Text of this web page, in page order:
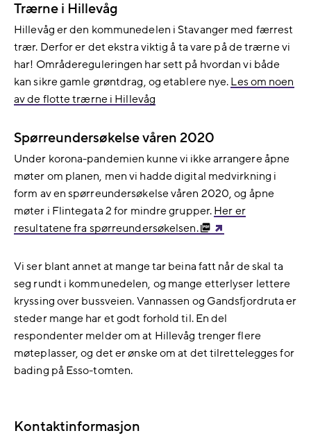
Trærne i Hillevåg
Hillevåg er den kommunedelen i Stavanger med færrest
trær. Derfor er det ekstra viktig å ta vare på de trærne vi
har! Områdereguleringen har sett på hvordan vi både
kan sikre gamle grøntdrag, og etablere nye. Les om noen
av de flotte trærne i Hillevåg
Spørreundersøkelse våren 2020
Under korona-pandemien kunne vi ikke arrangere åpne
møter om planen, men vi hadde digital medvirkning i
form av en spørreundersøkelse våren 2020, og åpne
møter i Flintegata 2 for mindre grupper. Her er
resultatene fra spørreundersøkelsen.
Vi ser blant annet at mange tar beina fatt når de skal ta
seg rundt i kommunedelen, og mange etterlyser lettere
kryssing over bussveien. Vannassen og Gandsfjordruta er
steder mange har et godt forhold til. En del
respondenter melder om at Hillevåg trenger flere
møteplasser, og det er ønske om at det tilrettelegges for
bading på Esso-tomten.
Kontaktinformasjon